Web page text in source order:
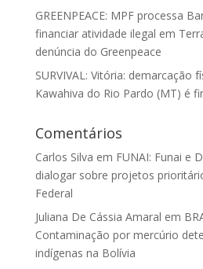
GREENPEACE: MPF processa
financiar atividade ilegal em
denúncia do Greenpeace
SURVIVAL: Vitória: demarcação
Kawahiva do Rio Pardo (MT) é
Comentários
Carlos Silva em FUNAI: Funai e
dialogar sobre projetos
Federal
Juliana De Cássia Amaral em
Contaminação por mercúrio
indígenas na Bolívia